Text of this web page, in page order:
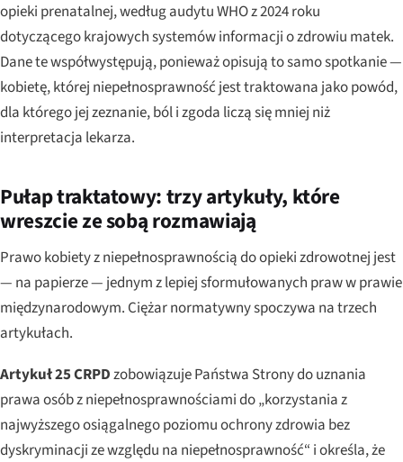
opieki prenatalnej, według audytu WHO z 2024 roku
dotyczącego krajowych systemów informacji o zdrowiu matek.
Dane te współwystępują, ponieważ opisują to samo spotkanie —
kobietę, której niepełnosprawność jest traktowana jako powód,
dla którego jej zeznanie, ból i zgoda liczą się mniej niż
interpretacja lekarza.
Pułap traktatowy: trzy artykuły, które
wreszcie ze sobą rozmawiają
Prawo kobiety z niepełnosprawnością do opieki zdrowotnej jest
— na papierze — jednym z lepiej sformułowanych praw w prawie
międzynarodowym. Ciężar normatywny spoczywa na trzech
artykułach.
Artykuł 25 CRPDzobowiązuje Państwa Strony do uznania
prawa osób z niepełnosprawnościami do „korzystania z
najwyższego osiągalnego poziomu ochrony zdrowia bez
dyskryminacji ze względu na niepełnosprawność“ i określa, że